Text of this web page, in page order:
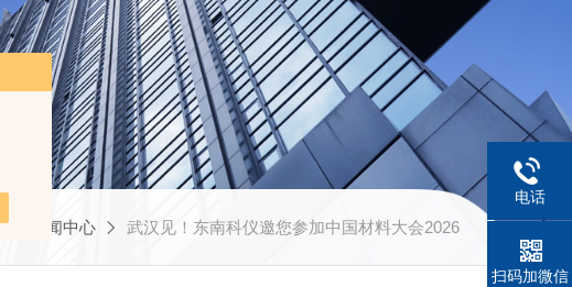
新闻中心 武汉见！东南科仪邀您参加中国材料大会2026
电话
扫码加微信